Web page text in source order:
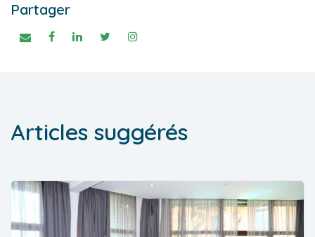
Partager
Articles suggérés